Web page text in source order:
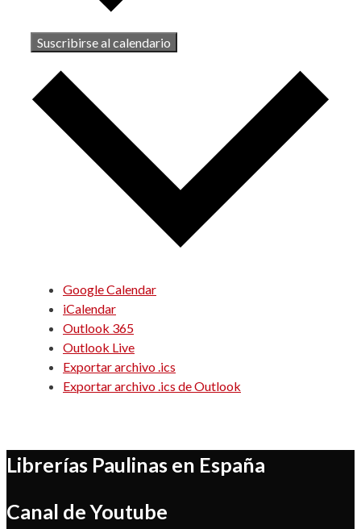
Suscribirse al calendario
Google Calendar
iCalendar
Outlook 365
Outlook Live
Exportar archivo .ics
Exportar archivo .ics de Outlook
Librerías Paulinas en España
Canal de Youtube